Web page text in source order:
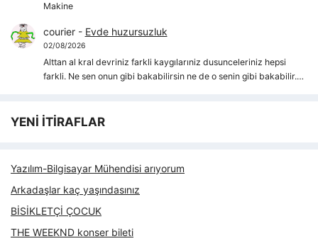
Makine
courier- Evde huzursuzluk
02/08/2026
Alttan al kral devriniz farkli kaygılarıniz dusunceleriniz hepsi
farkli. Ne sen onun gibi bakabilirsin ne de o senin gibi bakabilir.…
YENİ İTİRAFLAR
Yazılım-Bilgisayar Mühendisi arıyorum
Arkadaşlar kaç yaşındasınız
BİSİKLETÇİ ÇOCUK
THE WEEKND konser bileti